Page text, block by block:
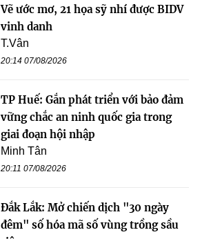
Vẽ ước mơ, 21 họa sỹ nhí được BIDV
vinh danh
T.Vân
20:14 07/08/2026
TP Huế: Gắn phát triển với bảo đảm
vững chắc an ninh quốc gia trong
giai đoạn hội nhập
Minh Tân
20:11 07/08/2026
Đắk Lắk: Mở chiến dịch "30 ngày
đêm" số hóa mã số vùng trồng sầu